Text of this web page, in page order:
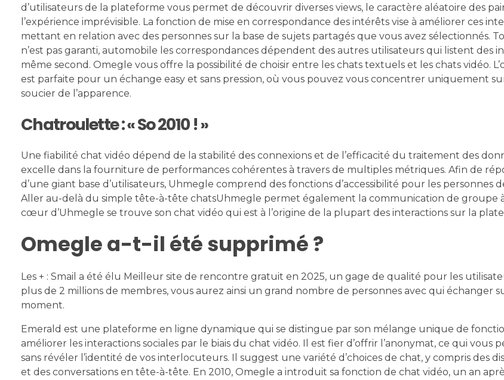
d’utilisateurs de la plateforme vous permet de découvrir diverses views, le caractère aléatoire des
l’expérience imprévisible. La fonction de mise en correspondance des intérêts vise à améliorer ces
mettant en relation avec des personnes sur la base de sujets partagés que vous avez sélectionnés.
n’est pas garanti, automobile les correspondances dépendent des autres utilisateurs qui listent des
même second. Omegle vous offre la possibilité de choisir entre les chats textuels et les chats vidéo.
est parfaite pour un échange easy et sans pression, où vous pouvez vous concentrer uniquement
soucier de l’apparence.
Chatroulette : « So 2010 ! »
Une fiabilité chat vidéo dépend de la stabilité des connexions et de l’efficacité du traitement des
excelle dans la fourniture de performances cohérentes à travers de multiples métriques. Afin de
d’une giant base d’utilisateurs, Uhmegle comprend des fonctions d’accessibilité pour les personnes
Aller au-delà du simple tête-à-tête chatsUhmegle permet également la communication de groupe
cœur d’Uhmegle se trouve son chat vidéo qui est à l’origine de la plupart des interactions sur la
Omegle a-t-il été supprimé ?
Les + : Smail a été élu Meilleur site de rencontre gratuit en 2025, un gage de qualité pour les
plus de 2 millions de membres, vous aurez ainsi un grand nombre de personnes avec qui échanger
moment.
Emerald est une plateforme en ligne dynamique qui se distingue par son mélange unique de
améliorer les interactions sociales par le biais du chat vidéo. Il est fier d’offrir l’anonymat, ce qui vous
sans révéler l’identité de vos interlocuteurs. Il suggest une variété d’choices de chat, y compris des
et des conversations en tête-à-tête. En 2010, Omegle a introduit sa fonction de chat vidéo, un an